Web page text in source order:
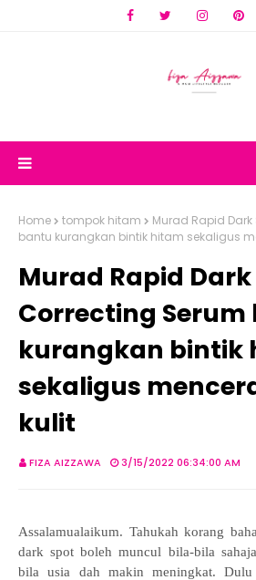
Home tompok hitam
Murad Rapid
bantu kurangkan bintik hitam sekaligus
Murad Rapid
Correcting
kurangkan bintik
sekaligus
kulit
FIZA AIZZAWA 3/15/2022 06:34:00 AM
Assalamualaikum. Tahukah korang
dark spot boleh muncul bila-bila
bila usia dah makin meningkat.